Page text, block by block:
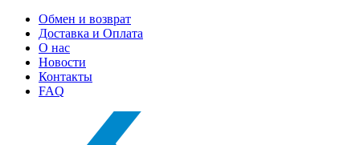
Обмен и возврат
Доставка и Оплата
О нас
Новости
Контакты
FAQ